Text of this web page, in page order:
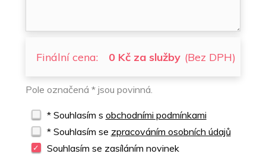
Finální cena: 0 Kč za služby (Bez DPH)
Pole označená * jsou povinná.
* Souhlasím s obchodními podmínkami
* Souhlasím se zpracováním osobních údajů
Souhlasím se zasíláním novinek